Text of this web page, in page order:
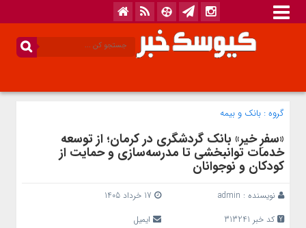
گروه : بانک‌ و بیمه
«سفرِ خیر» بانک گردشگری در کرمان؛ از توسعه
خدمات توانبخشی تا مدرسه‌سازی و حمایت از
کودکان و نوجوانان
نویسنده : admin
کد خبر 313241
ایمیل